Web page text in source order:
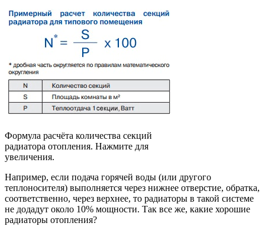
Формула расчёта количества секций
радиатора отопления. Нажмите для
увеличения.
Например, если подача горячей воды (или другого
теплоносителя) выполняется через нижнее отверстие, обратка,
соответственно, через верхнее, то радиаторы в такой системе
не додадут около 10% мощности. Так все же, какие хорошие
радиаторы отопления?